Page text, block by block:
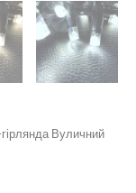
Вуличний